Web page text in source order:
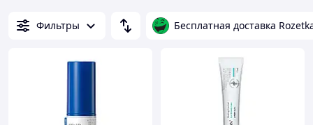
Фильтры Бесплатная доставка